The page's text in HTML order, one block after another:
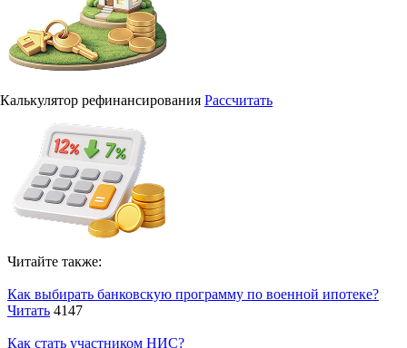
Калькулятор рефинансирования Рассчитать
Читайте также:
Как выбирать банковскую программу по военной ипотеке?
Читать 4147
Как стать участником НИС?